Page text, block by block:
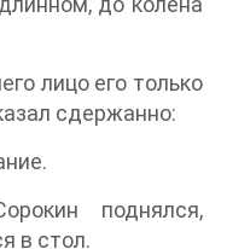
лицо его только
сдержанно:
поднялся,
в стол.